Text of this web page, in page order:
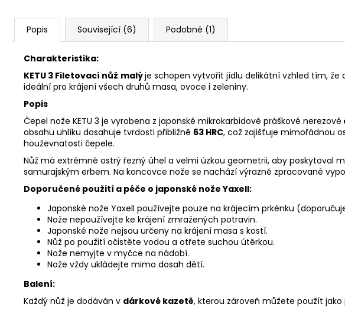
Popis Související (6) Podobné (1)
Charakteristika:
KETU 3 Filetovací nůž malýje schopen vytvořit jídlu delikátní vzhled tím, že
ideální pro krájení všech druhů masa, ovoce i zeleniny.
Popis
Čepel nože KETU 3 je vyrobena z japonské mikrokarbidové práškové nerezové
obsahu uhlíku dosahuje tvrdosti přibližně 63 HRC, což zajišťuje mimořádnou
houževnatosti čepele.
Nůž má extrémně ostrý řezný úhel a velmi úzkou geometrii, aby poskytoval
samurajským erbem. Na koncovce nože se nachází výrazně zpracované
Doporučené použití a péče o japonské nože Yaxell:
Japonské nože Yaxell používejte pouze na krájecím prkénku
Nože nepoužívejte ke krájení zmražených potravin.
Japonské nože nejsou určeny na krájení masa s kostí.
Nůž po použití očistěte vodou a otřete suchou útěrkou.
Nože nemyjte v myčce na nádobí.
Nože vždy ukládejte mimo dosah dětí.
Balení:
Každý nůž je dodáván v dárkové kazetě, kterou zároveň můžete použít jako